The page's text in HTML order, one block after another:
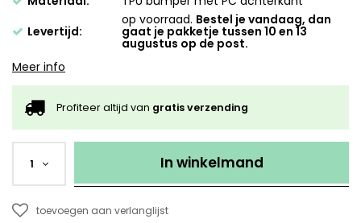
Levertijd:
op voorraad. Bestel je vandaag, dan
gaat je pakketje tussen 10 en 13
augustus op de post.
Meer info
Profiteer altijd van gratis verzending
1 In winkelmand
toevoegen aan verlanglijst